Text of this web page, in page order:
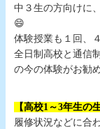
中３生の方向けに
😄
体験授業も１回、
全日制高校と通信
の今の体験がお勧
【高校1～3年生の
履修状況などに合